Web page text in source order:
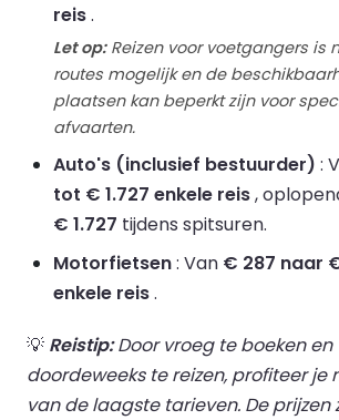
reis.
Let op:Reizen voor voetgangers is
routes mogelijk en de
plaatsen kan beperkt zijn voor
afvaarten.
Auto's (inclusief bestuurder) :
tot € 1.727 enkele reis,
€ 1.727 tijdens spitsuren.
Motorfietsen: Van € 287 naar
enkele reis.
💡 Reistip:Door vroeg te boeken en
doordeweeks te reizen, profiteer je
van de laagste tarieven. De prijzen